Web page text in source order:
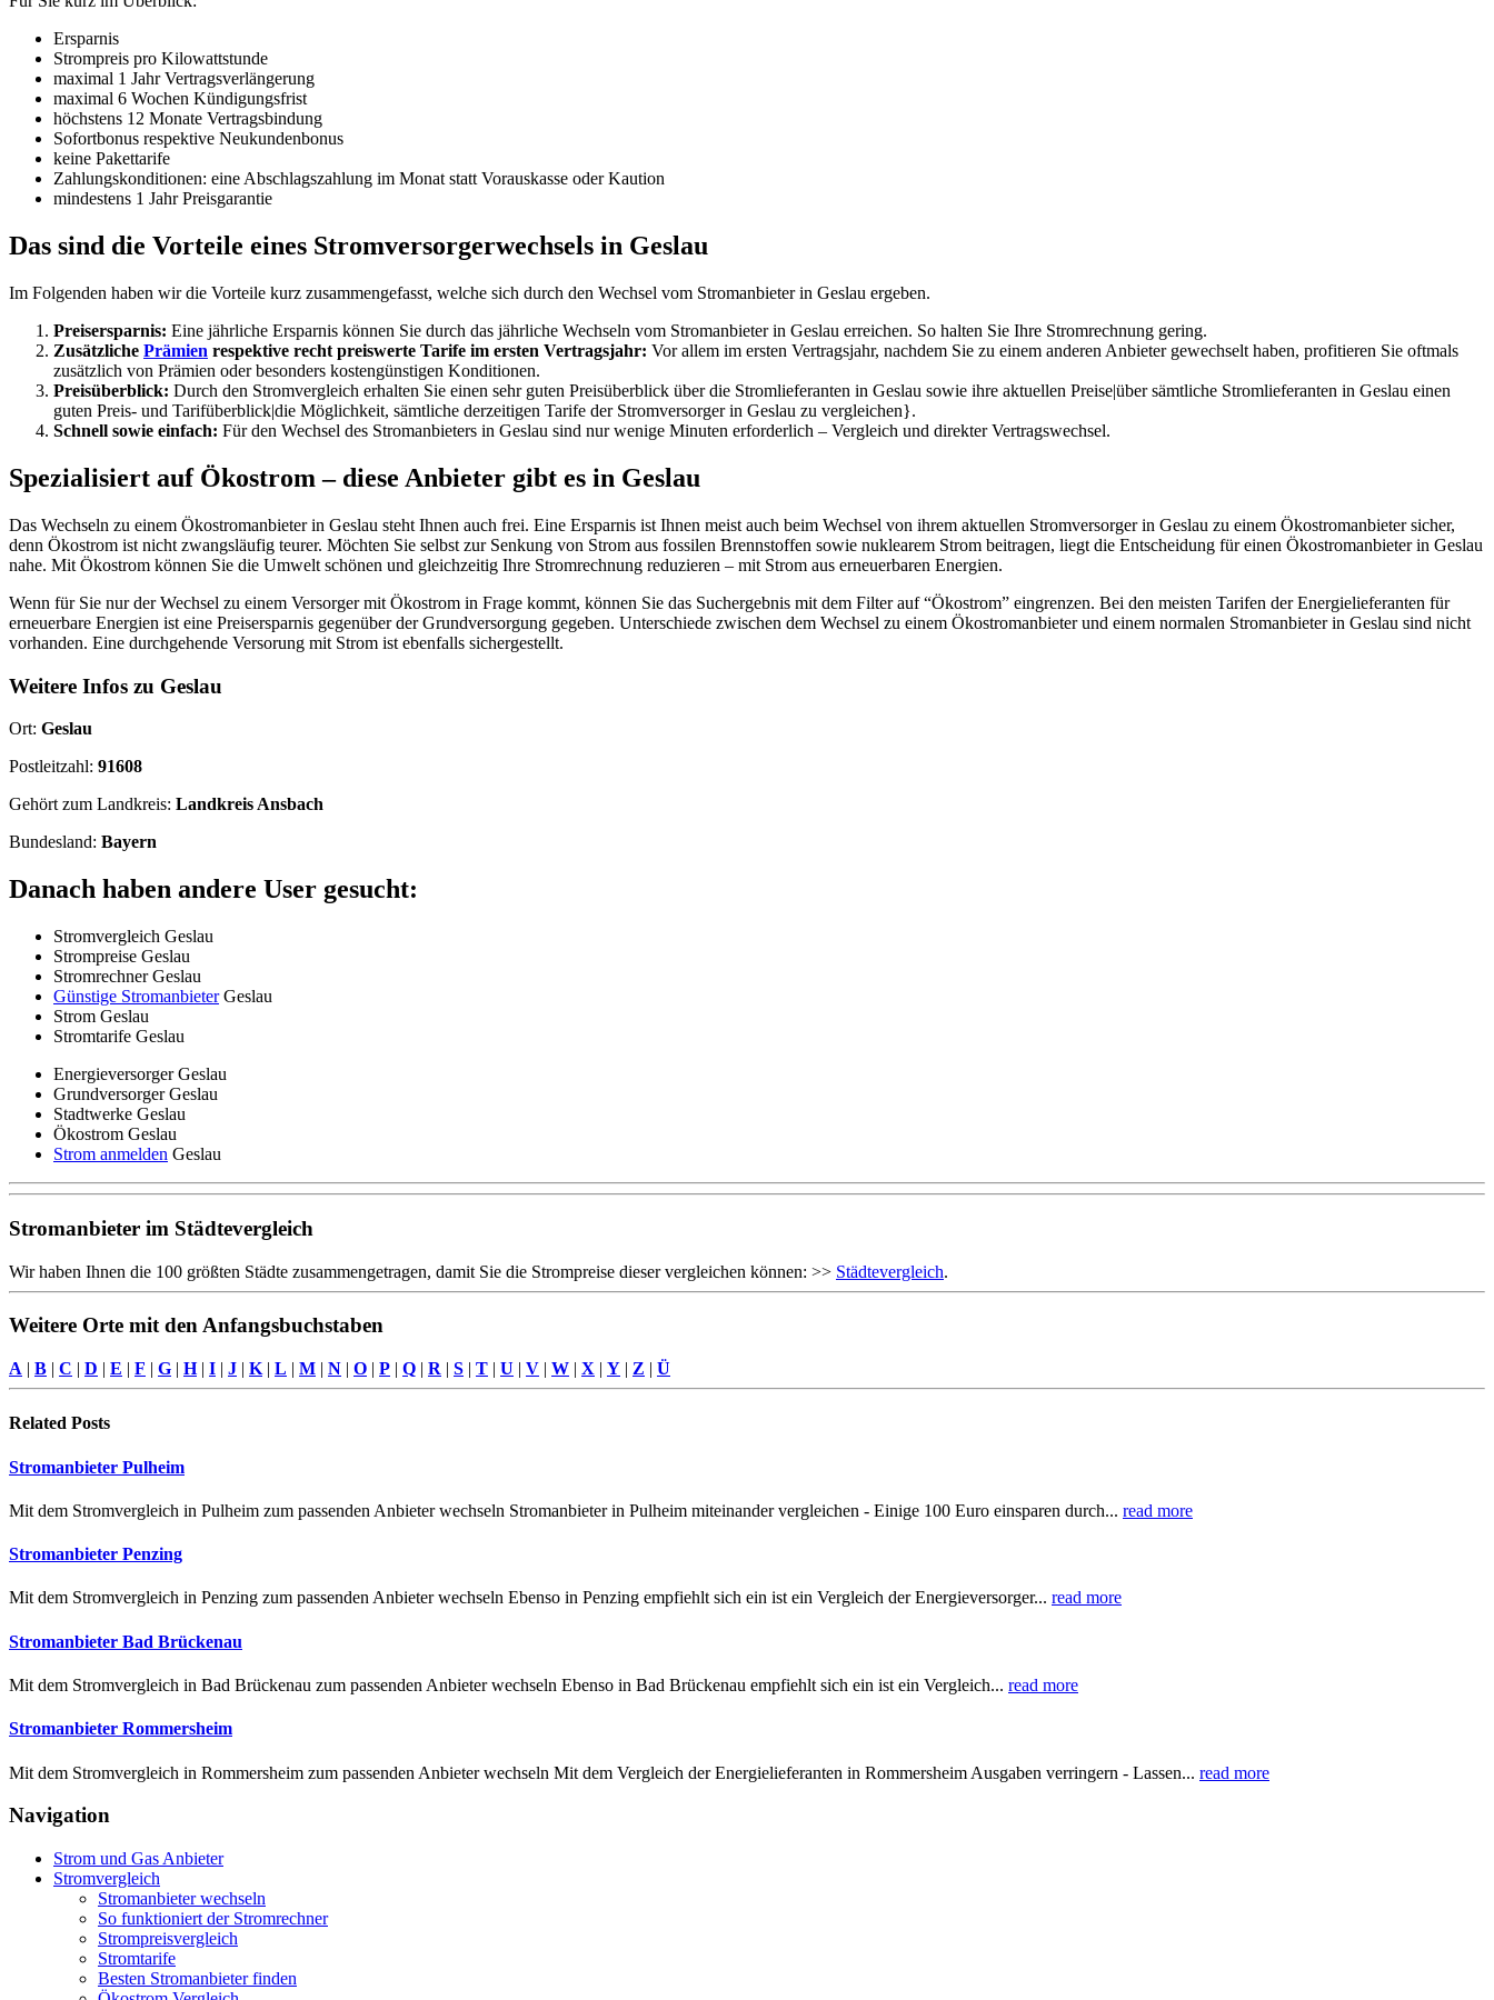
Ersparnis
Strompreis pro Kilowattstunde
maximal 1 Jahr Vertragsverlängerung
maximal 6 Wochen Kündigungsfrist
höchstens 12 Monate Vertragsbindung
Sofortbonus respektive Neukundenbonus
keine Pakettarife
Zahlungskonditionen: eine Abschlagszahlung im Monat statt Vorauskasse oder Kaution
mindestens 1 Jahr Preisgarantie
Das sind die Vorteile eines Stromversorgerwechsels in Geslau
Im Folgenden haben wir die Vorteile kurz zusammengefasst, welche sich durch den Wechsel vom Stromanbieter in Geslau ergeben.
Preisersparnis: Eine jährliche Ersparnis können Sie durch das jährliche Wechseln vom Stromanbieter in Geslau erreichen. So halten Sie Ihre Stromrechnung gering.
Zusätzliche Prämien respektive recht preiswerte Tarife im ersten Vertragsjahr: Vor allem im ersten Vertragsjahr, nachdem Sie zu einem anderen Anbieter gewechselt haben, profitieren Sie oftmals
zusätzlich von Prämien oder besonders kostengünstigen Konditionen.
Preisüberblick: Durch den Stromvergleich erhalten Sie einen sehr guten Preisüberblick über die Stromlieferanten in Geslau sowie ihre aktuellen Preise|über sämtliche Stromlieferanten in Geslau einen
guten Preis- und Tarifüberblick|die Möglichkeit, sämtliche derzeitigen Tarife der Stromversorger in Geslau zu vergleichen}.
Schnell sowie einfach: Für den Wechsel des Stromanbieters in Geslau sind nur wenige Minuten erforderlich – Vergleich und direkter Vertragswechsel.
Spezialisiert auf Ökostrom – diese Anbieter gibt es in Geslau
Das Wechseln zu einem Ökostromanbieter in Geslau steht Ihnen auch frei. Eine Ersparnis ist Ihnen meist auch beim Wechsel von ihrem aktuellen Stromversorger in Geslau zu einem Ökostromanbieter sicher,
denn Ökostrom ist nicht zwangsläufig teurer. Möchten Sie selbst zur Senkung von Strom aus fossilen Brennstoffen sowie nuklearem Strom beitragen, liegt die Entscheidung für einen Ökostromanbieter in Geslau
nahe. Mit Ökostrom können Sie die Umwelt schönen und gleichzeitig Ihre Stromrechnung reduzieren – mit Strom aus erneuerbaren Energien.
Wenn für Sie nur der Wechsel zu einem Versorger mit Ökostrom in Frage kommt, können Sie das Suchergebnis mit dem Filter auf “Ökostrom” eingrenzen. Bei den meisten Tarifen der Energielieferanten für
erneuerbare Energien ist eine Preisersparnis gegenüber der Grundversorgung gegeben. Unterschiede zwischen dem Wechsel zu einem Ökostromanbieter und einem normalen Stromanbieter in Geslau sind nicht
vorhanden. Eine durchgehende Versorung mit Strom ist ebenfalls sichergestellt.
Weitere Infos zu Geslau
Ort: Geslau
Postleitzahl: 91608
Gehört zum Landkreis: Landkreis Ansbach
Bundesland: Bayern
Danach haben andere User gesucht:
Stromvergleich Geslau
Strompreise Geslau
Stromrechner Geslau
Günstige StromanbieterGeslau
Strom Geslau
Stromtarife Geslau
Energieversorger Geslau
Grundversorger Geslau
Stadtwerke Geslau
Ökostrom Geslau
Strom anmelden Geslau
Stromanbieter im Städtevergleich
Wir haben Ihnen die 100 größten Städte zusammengetragen, damit Sie die Strompreise dieser vergleichen können: >> Städtevergleich.
Weitere Orte mit den Anfangsbuchstaben
A | B | C | D | E | F | G | H| I | J | K | L | M | N | O | P | Q | R | S | T | U | V | W | X | Y | Z | Ü
Related Posts
Stromanbieter Pulheim
Mit dem Stromvergleich in Pulheim zum passenden Anbieter wechseln Stromanbieter in Pulheim miteinander vergleichen - Einige 100 Euro einsparen durch... read more
Stromanbieter Penzing
Mit dem Stromvergleich in Penzing zum passenden Anbieter wechseln Ebenso in Penzing empfiehlt sich ein ist ein Vergleich der Energieversorger... read more
Stromanbieter Bad Brückenau
Mit dem Stromvergleich in Bad Brückenau zum passenden Anbieter wechseln Ebenso in Bad Brückenau empfiehlt sich ein ist ein Vergleich... read more
Stromanbieter Rommersheim
Mit dem Stromvergleich in Rommersheim zum passenden Anbieter wechseln Mit dem Vergleich der Energielieferanten in Rommersheim Ausgaben verringern - Lassen... read more
Navigation
Strom und Gas Anbieter
Stromvergleich
Stromanbieter wechseln
So funktioniert der Stromrechner
Strompreisvergleich
Stromtarife
Besten Stromanbieter finden